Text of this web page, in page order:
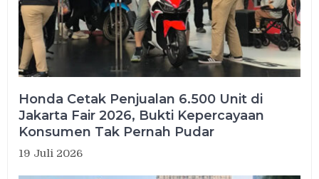
Honda Cetak Penjualan 6.500 Unit di
Jakarta Fair 2026, Bukti Kepercayaan
Konsumen Tak Pernah Pudar
19 Juli 2026